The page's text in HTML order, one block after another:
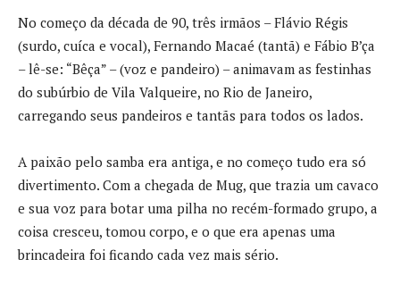
No começo da década de 90, três irmãos – Flávio Régis
(surdo, cuíca e vocal), Fernando Macaé (tantã) e Fábio B’ça
– lê-se: “Bêça” – (voz e pandeiro) – animavam as festinhas
do subúrbio de Vila Valqueire, no Rio de Janeiro,
carregando seus pandeiros e tantãs para todos os lados.
A paixão pelo samba era antiga, e no começo tudo era só
divertimento. Com a chegada de Mug, que trazia um cavaco
e sua voz para botar uma pilha no recém-formado grupo, a
coisa cresceu, tomou corpo, e o que era apenas uma
brincadeira foi ficando cada vez mais sério.